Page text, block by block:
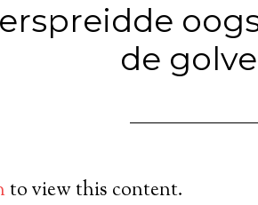
de
to view this content.